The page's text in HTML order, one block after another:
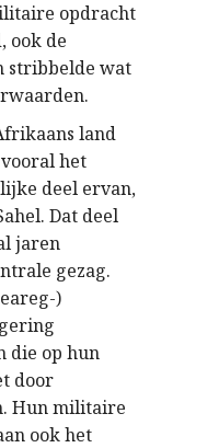
opdracht
ook de
stribbelde wat
land
het
deel ervan,
Dat deel
jaren
gezag.
)
die op hun
door
Hun militaire
ook het